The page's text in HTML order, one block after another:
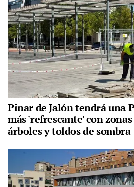
Pinar de Jalón tendrá una
más 'refrescante' con
árboles y toldos de sombra